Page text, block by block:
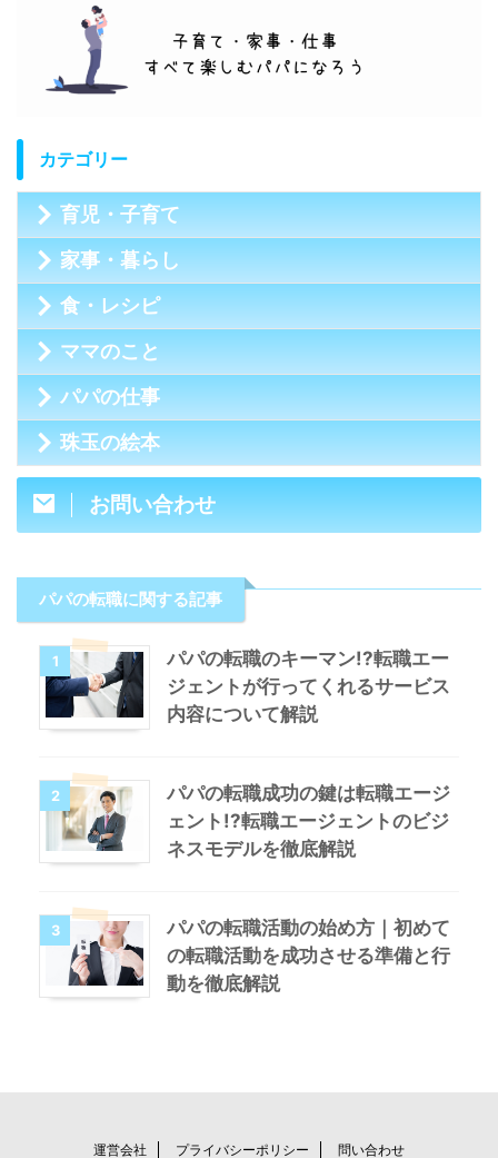
カテゴリー
育児・子育て
家事・暮らし
食・レシピ
ママのこと
パパの仕事
珠玉の絵本
お問い合わせ
パパの転職に関する記事
1
パパの転職のキーマン!?転職エー
ジェントが行ってくれるサービス
内容について解説
2
パパの転職成功の鍵は転職エージ
ェント!?転職エージェントのビジ
ネスモデルを徹底解説
3
パパの転職活動の始め方｜初めて
の転職活動を成功させる準備と行
動を徹底解説
運営会社 プライバシーポリシー 問い合わせ